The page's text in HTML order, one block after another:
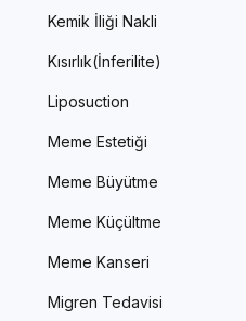
Kemik İliği Nakli
Kısırlık(İnferilite)
Liposuction
Meme Estetiği
Meme Büyütme
Meme Küçültme
Meme Kanseri
Migren Tedavisi